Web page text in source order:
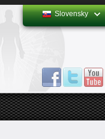
Slovensky